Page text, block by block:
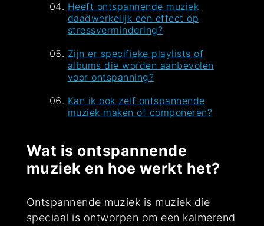
Heeft ontspannende muziek
daadwerkelijk een effect op
stressvermindering?
Zijn er specifieke playlists of
albums die worden aanbevolen
voor ontspanning?
Kan ik ook zelf ontspannende
muziek maken of componeren?
Wat is ontspannende
muziek en hoe werkt het?
Ontspannende muziek is muziek die
speciaal is ontworpen om een kalmerend